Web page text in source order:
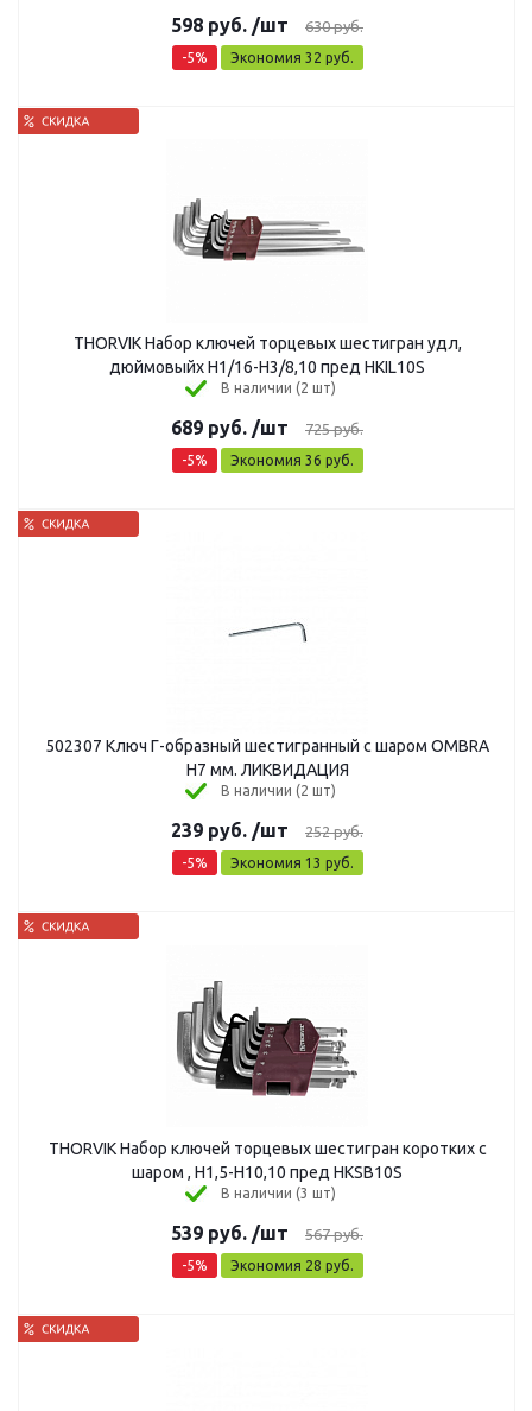
598 руб. /шт 630руб.
-5% Экономия 32 руб.
THORVIK Набор ключей торцевых шестигран удл,
дюймовыйх Н1/16-Н3/8,10 пред HKIL10S
В наличии (2 шт)
689 руб. /шт 725руб.
-5% Экономия 36 руб.
502307 Ключ Г-образный шестигранный с шаром OMBRA
H7 мм. ЛИКВИДАЦИЯ
В наличии (2 шт)
239 руб. /шт 252руб.
-5% Экономия 13 руб.
THORVIK Набор ключей торцевых шестигран коротких с
шаром , Н1,5-Н10,10 пред HKSB10S
В наличии (3 шт)
539 руб. /шт 567руб.
-5% Экономия 28 руб.